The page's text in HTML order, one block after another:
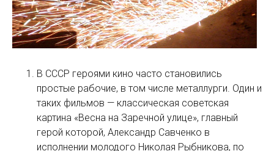
В СССР героями кино часто становились
простые рабочие, в том числе металлурги. Один и
таких фильмов — классическая советская
картина «Весна на Заречной улице», главный
герой которой, Александр Савченко в
исполнении молодого Николая Рыбникова, по